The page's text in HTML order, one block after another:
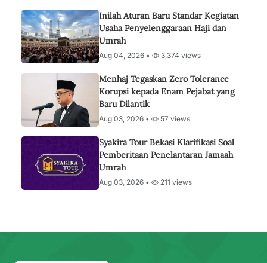
Inilah Aturan Baru Standar Kegiatan
Usaha Penyelenggaraan Haji dan
Umrah
Aug 04, 2026 • 3,374 views
Menhaj Tegaskan Zero Tolerance
Korupsi kepada Enam Pejabat yang
Baru Dilantik
Aug 03, 2026 • 57 views
Syakira Tour Bekasi Klarifikasi Soal
Pemberitaan Penelantaran Jamaah
Umrah
Aug 03, 2026 • 211 views